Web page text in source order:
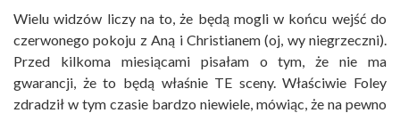
Wielu widzów liczy na to, że będą mogli w końcu wejść do
czerwonego pokoju z Aną i Christianem (oj, wy niegrzeczni).
Przed kilkoma miesiącami pisałam o tym, że nie ma
gwarancji, że to będą właśnie TE sceny. Właściwie Foley
zdradził w tym czasie bardzo niewiele, mówiąc, że na pewno